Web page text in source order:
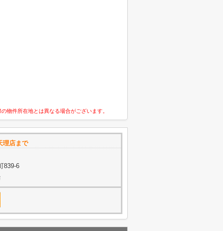
物件所在地とは異なる場合がございます。
店まで
839-6